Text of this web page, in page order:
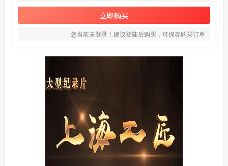
立即购买
您当前未登录！建议登陆后购买，可保存购买订单